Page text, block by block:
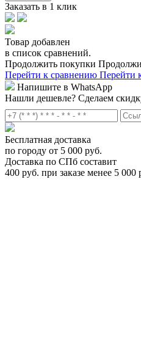
Заказать в 1 клик
Товар добавлен
в список сравнений.
Продолжить покупки
Перейти к сравнению Перейти
Напишите в WhatsApp
Нашли дешевле? Сделаем
Бесплатная доставка
по городу от 5 000 руб.
Доставка по СПб составит
400 руб. при заказе менее 5 000